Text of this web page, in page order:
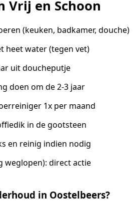
Vrij en Schoon
(keuken, badkamer, douche)
heet water (tegen vet)
uit doucheputje
doen om de 2-3 jaar
1x per maand
in de gootsteen
en reinig indien nodig
weglopen): direct actie
in Oostelbeers?